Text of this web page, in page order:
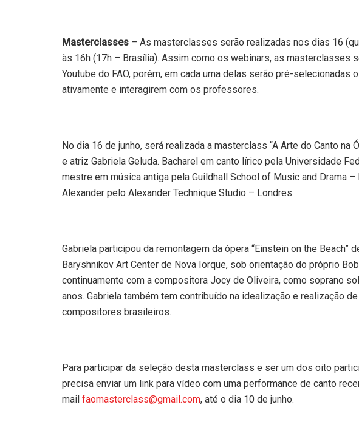
Masterclasses – As masterclasses serão realizadas nos dias 16
às 16h (17h – Brasília). Assim como os webinars, as masterclasses
Youtube do FAO, porém, em cada uma delas serão pré-selecionadas
ativamente e interagirem com os professores.
No dia 16 de junho, será realizada a masterclass “A Arte do Canto na
e atriz Gabriela Geluda. Bacharel em canto lírico pela Universidade
mestre em música antiga pela Guildhall School of Music and Drama –
Alexander pelo Alexander Technique Studio – Londres.
Gabriela participou da remontagem da ópera “Einstein on the Beach”
Baryshnikov Art Center de Nova Iorque, sob orientação do próprio
continuamente com a compositora Jocy de Oliveira, como soprano
anos. Gabriela também tem contribuído na idealização e realização
compositores brasileiros.
Para participar da seleção desta masterclass e ser um dos oito
precisa enviar um link para vídeo com uma performance de canto
mail faomasterclass@gmail.com, até o dia 10 de junho.